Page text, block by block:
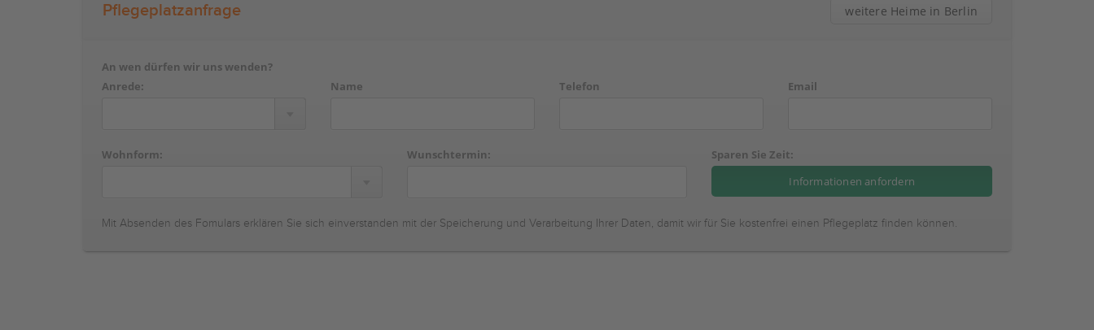
Pflegeplatzanfrage weitere Heime in Berlin
An wen dürfen wir uns wenden?
Anrede:
Name Telefon Email
Wohnform: Wunschtermin: Sparen Sie Zeit:
Mit Absenden des Fomulars erklären Sie sich einverstanden mit der Speicherung und Verarbeitung Ihrer Daten, damit wir für Sie kostenfrei einen Pflegeplatz finden können.